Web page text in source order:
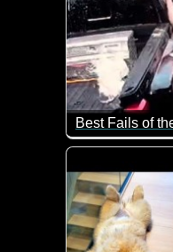
Best Fails of
Das tut